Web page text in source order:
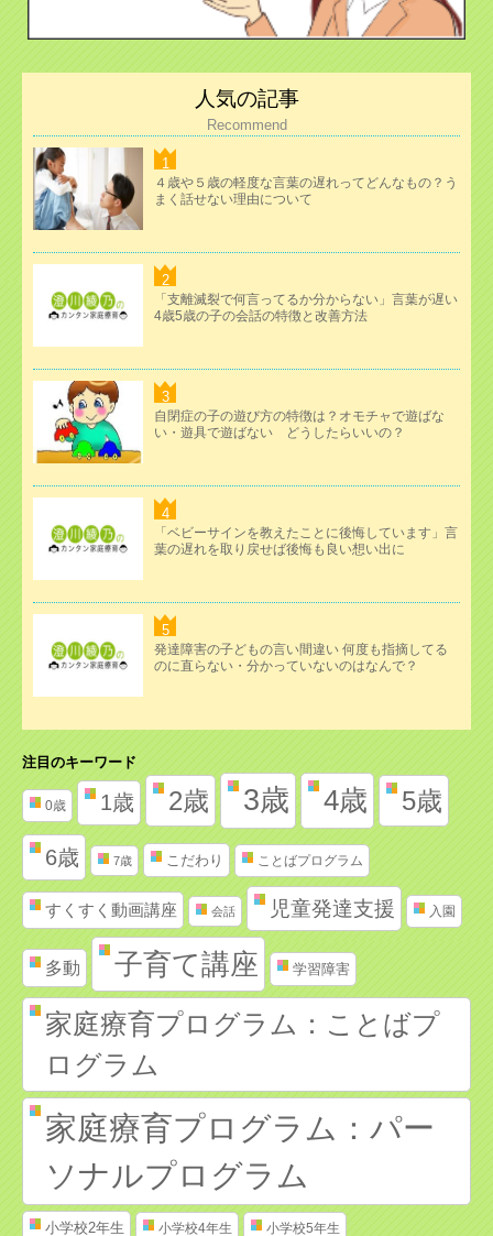
人気の記事
Recommend
４歳や５歳の軽度な言葉の遅れってどんなもの？う
まく話せない理由について
「支離滅裂で何言ってるか分からない」言葉が遅い
4歳5歳の子の会話の特徴と改善方法
自閉症の子の遊び方の特徴は？オモチャで遊ばな
い・遊具で遊ばない どうしたらいいの？
「ベビーサインを教えたことに後悔しています」言
葉の遅れを取り戻せば後悔も良い想い出に
発達障害の子どもの言い間違い 何度も指摘してる
のに直らない・分かっていないのはなんで？
注目のキーワード
0歳 1歳 2歳 3歳 4歳 5歳
6歳 7歳 こだわり ことばプログラム
すくすく動画講座 会話 児童発達支援 入園
多動 子育て講座 学習障害
家庭療育プログラム：ことばプ
ログラム
家庭療育プログラム：パー
ソナルプログラム
小学校2年生 小学校4年生 小学校5年生